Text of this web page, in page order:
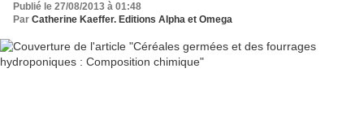
Publié le 27/08/2013 à 01:48
Par Catherine Kaeffer. Editions Alpha et Omega